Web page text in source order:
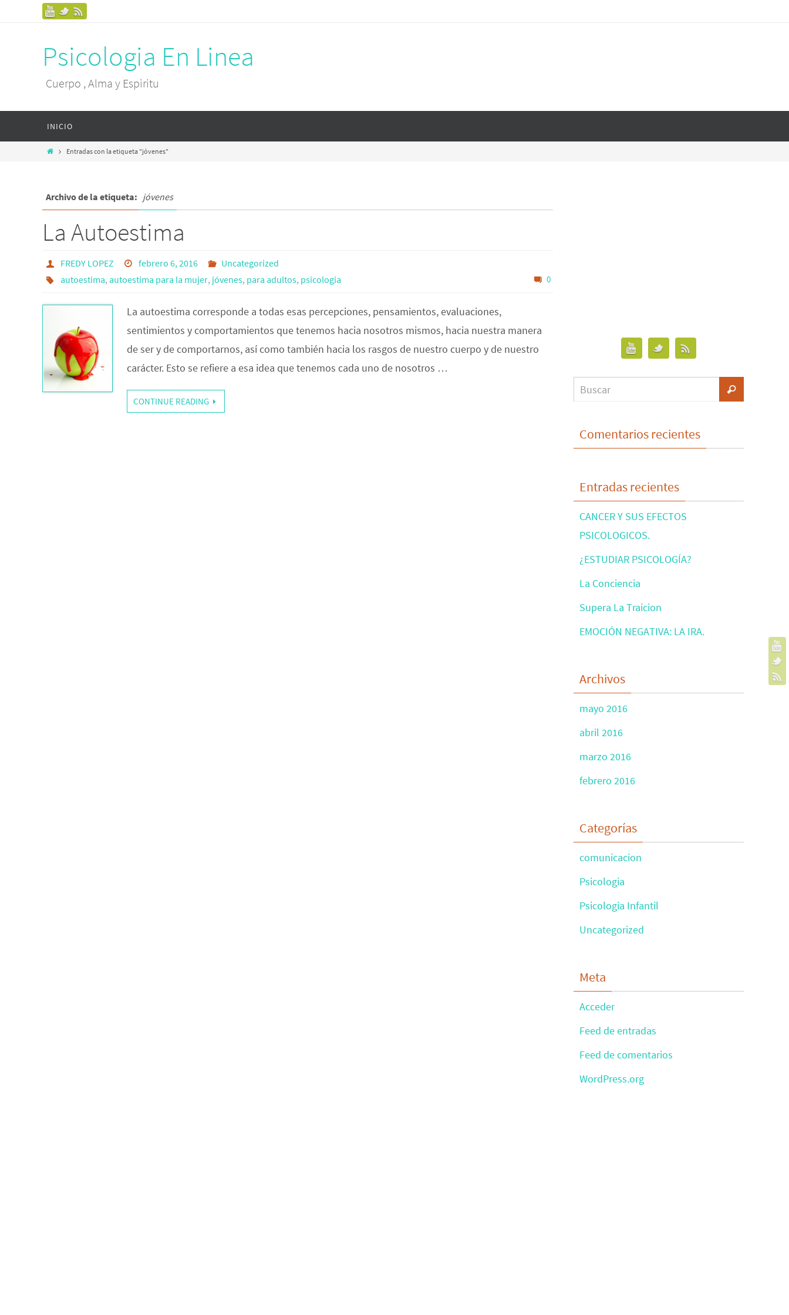
Psicologia En Linea
Cuerpo , Alma y Espiritu
INICIO
Entradas con la etiqueta "jóvenes"
Archivo de la etiqueta: jóvenes
La Autoestima
FREDY LOPEZ febrero 6, 2016
Uncategorized
autoestima, autoestima para la mujer, jóvenes, para adultos, psicologia 0
La autoestima corresponde a todas esas percepciones, pensamientos, evaluaciones,
sentimientos y comportamientos que tenemos hacia nosotros mismos, hacia nuestra manera
de ser y de comportarnos, así como también hacia los rasgos de nuestro cuerpo y de nuestro
carácter. Esto se refiere a esa idea que tenemos cada uno de nosotros …
CONTINUE READING
Comentarios recientes
Entradas recientes
CANCER Y SUS EFECTOS
PSICOLOGICOS.
¿ESTUDIAR PSICOLOGÍA?
La Conciencia
Supera La Traicion
EMOCIÓN NEGATIVA: LA IRA.
Archivos
mayo 2016
abril 2016
marzo 2016
febrero 2016
Categorías
comunicacion
Psicologia
Psicologia Infantil
Uncategorized
Meta
Acceder
Feed de entradas
Feed de comentarios
WordPress.org